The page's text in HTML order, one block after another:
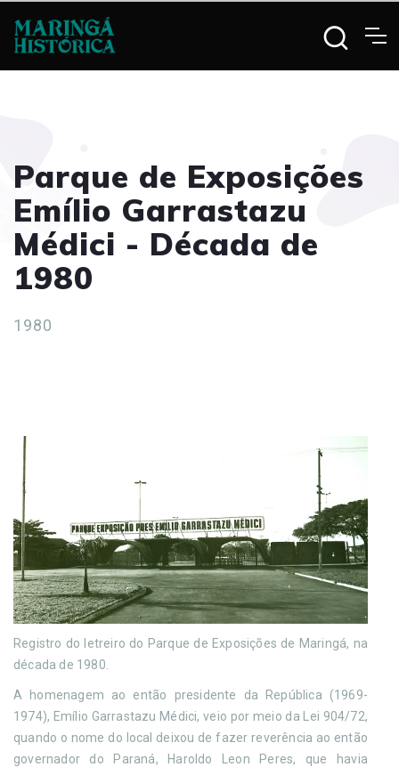
Parque de Exposições
Emílio Garrastazu
Médici - Década de
1980
1980
Registro do letreiro do Parque de Exposições de Maringá, na
década de 1980.
A homenagem ao então presidente da República (1969-
1974), Emílio Garrastazu Médici, veio por meio da Lei 904/72,
quando o nome do local deixou de fazer reverência ao então
governador do Paraná, Haroldo Leon Peres, que havia